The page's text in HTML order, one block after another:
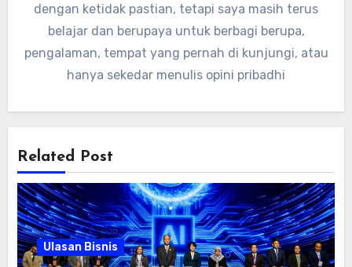
dengan ketidak pastian, tetapi saya masih terus
belajar dan berupaya untuk berbagi berupa,
pengalaman, tempat yang pernah di kunjungi, atau
hanya sekedar menulis opini pribadhi
Related Post
Ulasan Bisnis